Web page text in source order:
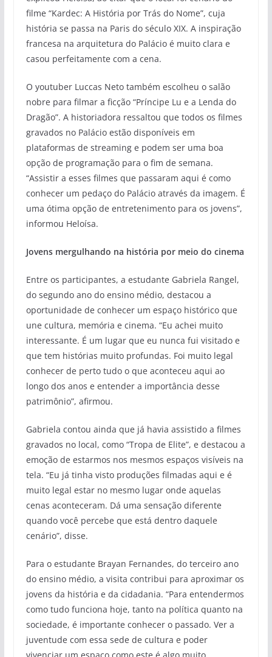
filme “Kardec: A História por Trás do Nome”, cuja
história se passa na Paris do século XIX. A inspiração
francesa na arquitetura do Palácio é muito clara e
casou perfeitamente com a cena.
O youtuber Luccas Neto também escolheu o salão
nobre para filmar a ficção “Príncipe Lu e a Lenda do
Dragão”. A historiadora ressaltou que todos os filmes
gravados no Palácio estão disponíveis em
plataformas de streaming e podem ser uma boa
opção de programação para o fim de semana.
“Assistir a esses filmes que passaram aqui é como
conhecer um pedaço do Palácio através da imagem. É
uma ótima opção de entretenimento para os jovens”,
informou Heloísa.
Jovens mergulhando na história por meio do cinema
Entre os participantes, a estudante Gabriela Rangel,
do segundo ano do ensino médio, destacou a
oportunidade de conhecer um espaço histórico que
une cultura, memória e cinema. “Eu achei muito
interessante. É um lugar que eu nunca fui visitado e
que tem histórias muito profundas. Foi muito legal
conhecer de perto tudo o que aconteceu aqui ao
longo dos anos e entender a importância desse
patrimônio”, afirmou.
Gabriela contou ainda que já havia assistido a filmes
gravados no local, como “Tropa de Elite”, e destacou a
emoção de estarmos nos mesmos espaços visíveis na
tela. “Eu já tinha visto produções filmadas aqui e é
muito legal estar no mesmo lugar onde aquelas
cenas aconteceram. Dá uma sensação diferente
quando você percebe que está dentro daquele
cenário”, disse.
Para o estudante Brayan Fernandes, do terceiro ano
do ensino médio, a visita contribui para aproximar os
jovens da história e da cidadania. “Para entendermos
como tudo funciona hoje, tanto na política quanto na
sociedade, é importante conhecer o passado. Ver a
juventude com essa sede de cultura e poder